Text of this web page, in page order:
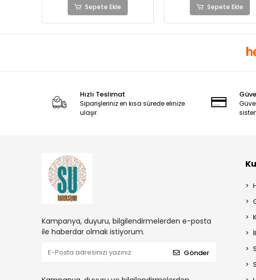
Sepete Ekle Sepete Ekle
Hızlı Teslimat
Siparişleriniz en kısa sürede elinize
ulaşır.
Kampanya, duyuru, bilgilendirmelerden e-posta
ile haberdar olmak istiyorum.
Gönder